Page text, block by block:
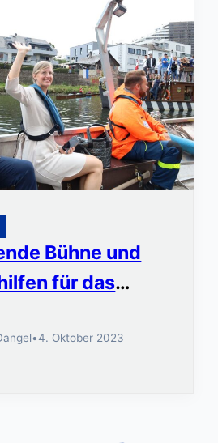
Bühne und
für das
•4. Oktober 2023